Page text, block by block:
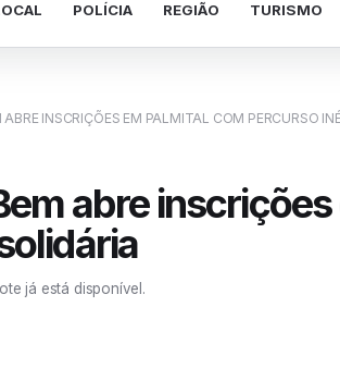
POLÍCIA REGIÃO TURISMO
ABRE INSCRIÇÕES EM PALMITAL COM PERCURSO
abre
já está disponível.